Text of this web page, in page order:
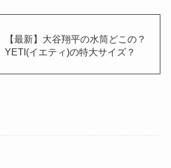
【最新】大谷翔平の水筒どこの？
YETI(イエティ)の特大サイズ？